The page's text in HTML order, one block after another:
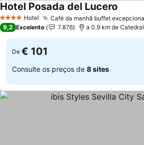
4 EstrelasHotel Café da manhã buffet
Hotel Posada del Lucero
9,2 Excelente 7.876 a 0.9 km de
De € 101
Consulte os preços de 8 sites